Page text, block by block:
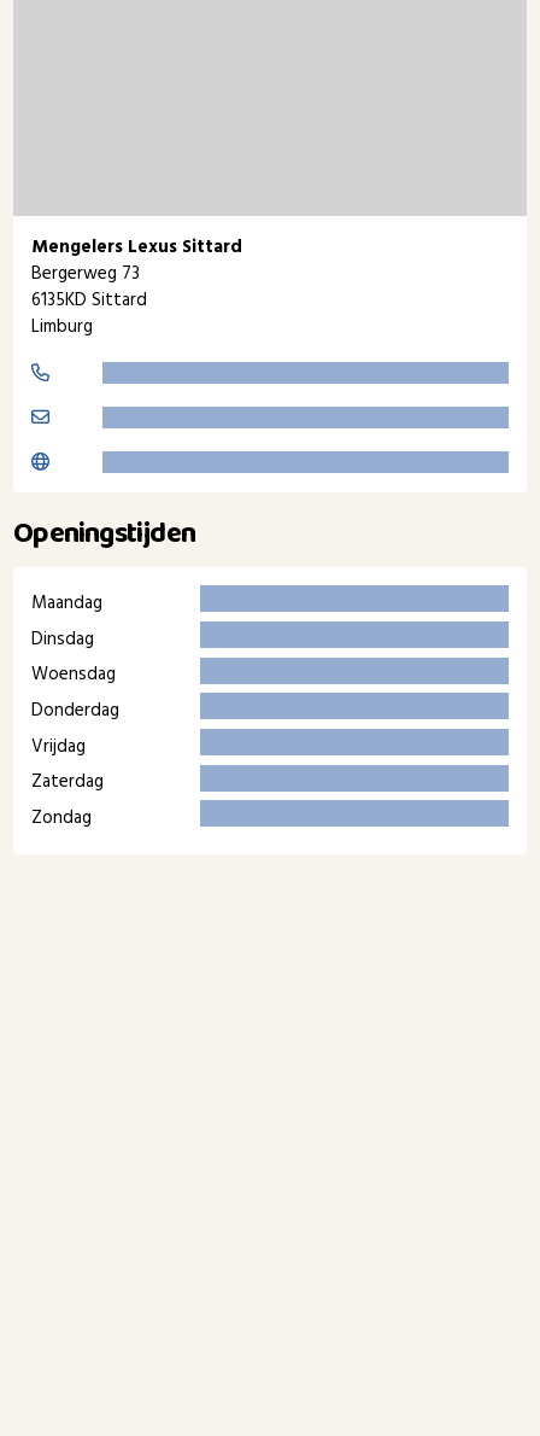
Mengelers Lexus Sittard
Bergerweg 73
6135KD Sittard
Limburg
Openingstijden
Maandag
Dinsdag
Woensdag
Donderdag
Vrijdag
Zaterdag
Zondag